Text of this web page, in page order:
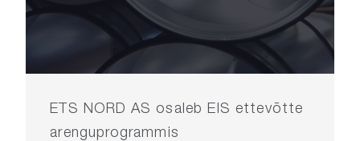
ETS NORD AS osaleb EIS ettevõtte
arenguprogrammis